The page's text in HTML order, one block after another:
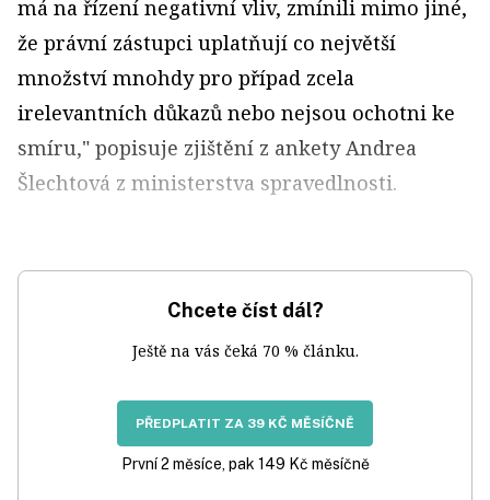
má na řízení negativní vliv, zmínili mimo jiné,
že právní zástupci uplatňují co největší
množství mnohdy pro případ zcela
irelevantních důkazů nebo nejsou ochotni ke
smíru," popisuje zjištění z ankety Andrea
Šlechtová z ministerstva spravedlnosti.
Chcete číst dál?
Ještě na vás čeká 70 % článku.
PŘEDPLATIT ZA 39 KČ MĚSÍČNĚ
První 2 měsíce, pak 149 Kč měsíčně